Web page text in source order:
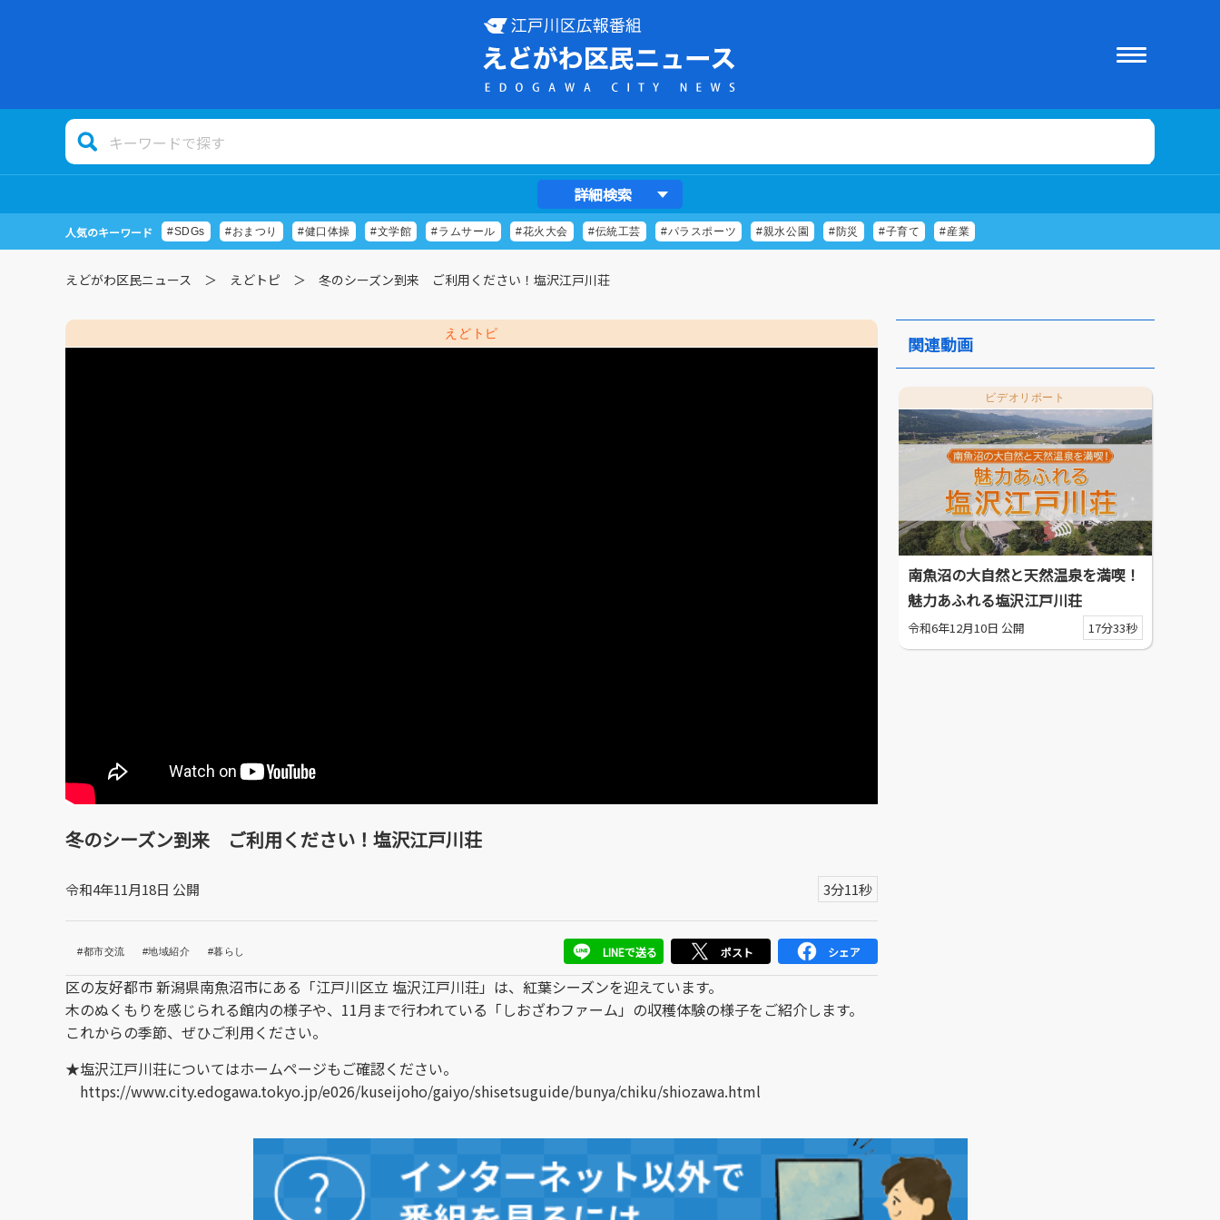
詳細検索
人気のキーワード #SDGs #おまつり #健口体操 #文学館 #ラムサール #花火大会 #伝統工芸 #パラスポーツ #親水公園 #防災 #子育て #産業
えどがわ区民ニュース えどトピ 冬のシーズン到来 ご利用ください！塩沢江戸川荘
えどトピ
冬のシーズン到来 ご利用ください！塩沢江戸川荘
令和4年11月18日 公開 3分11秒
#都市交流 #地域紹介 #暮らし LINEで送る ポスト シェア
区の友好都市 新潟県南魚沼市にある「江戸川区立 塩沢江戸川荘」は、紅葉シーズンを迎えています。
木のぬくもりを感じられる館内の様子や、11月まで行われている「しおざわファーム」の収穫体験の様子をご紹介します。
これからの季節、ぜひご利用ください。
★塩沢江戸川荘についてはホームページもご確認ください。
https://www.city.edogawa.tokyo.jp/e026/kuseijoho/gaiyo/shisetsuguide/bunya/chiku/shiozawa.html
関連動画
ビデオリポート
南魚沼の大自然と天然温泉を満喫！
魅力あふれる塩沢江戸川荘
令和6年12月10日 公開 17分33秒